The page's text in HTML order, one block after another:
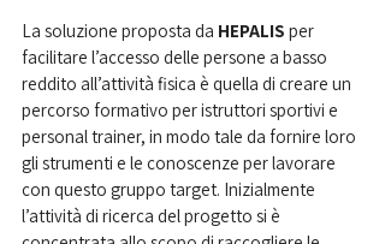
La soluzione proposta da HEPALIS per
facilitare l’accesso delle persone a basso
reddito all’attività fisica è quella di creare un
percorso formativo per istruttori sportivi e
personal trainer, in modo tale da fornire loro
gli strumenti e le conoscenze per lavorare
con questo gruppo target. Inizialmente
l’attività di ricerca del progetto si è